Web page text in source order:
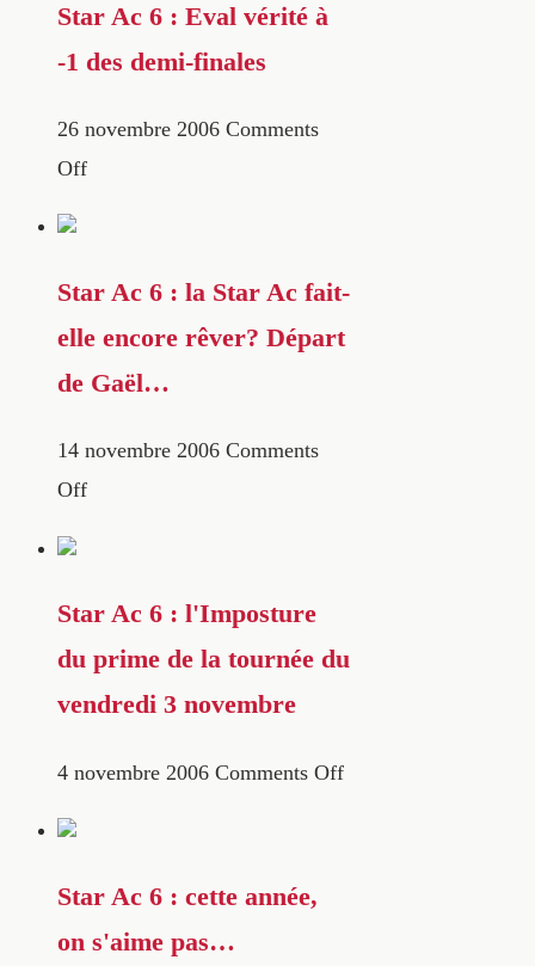
Star Ac 6 : Eval vérité à
-1 des demi-finales
26 novembre 2006 Comments
Off
Star Ac 6 : la Star Ac fait-
elle encore rêver? Départ
de Gaël…
14 novembre 2006 Comments
Off
Star Ac 6 : l'Imposture
du prime de la tournée du
vendredi 3 novembre
4 novembre 2006 Comments Off
Star Ac 6 : cette année,
on s'aime pas…